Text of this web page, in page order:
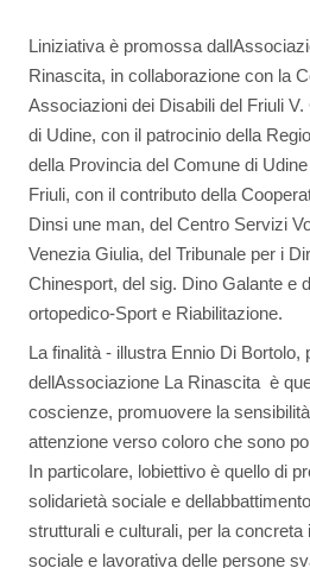
Liniziativa è promossa
Rinascita, in collaborazione con la
Associazioni dei Disabili del Friuli V.
di Udine, con il patrocinio della
della Provincia del Comune di Udine
Friuli, con il contributo della
Dinsi une man, del Centro Servizi
Venezia Giulia, del Tribunale per i
Chinesport, del sig. Dino Galante e
ortopedico-Sport e Riabilitazione.
La finalità - illustra Ennio Di Bortolo,
dellAssociazione La Rinascita  è
coscienze, promuovere la
attenzione verso coloro che sono
In particolare, lobiettivo è quello di
solidarietà sociale e
strutturali e culturali, per la concreta
sociale e lavorativa delle persone